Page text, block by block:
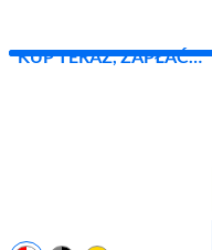
KUP TERAZ, ZAPŁAĆ